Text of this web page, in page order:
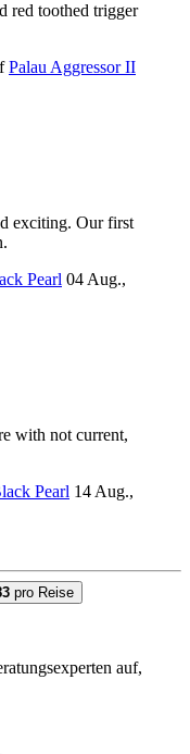
red toothed trigger
Palau Aggressor II
exciting. Our first
Pearl 04 Aug.,
with not current,
Pearl 14 Aug.,
pro Reise
auf,